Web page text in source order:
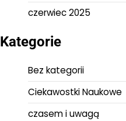
czerwiec 2025
Kategorie
Bez kategorii
Ciekawostki Naukowe
czasem i uwagą